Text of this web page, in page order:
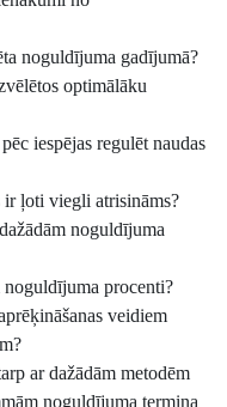
noguldījuma gadījumā?
optimālāku
iespējas regulēt naudas
ir ļoti viegli atrisināms?
noguldījuma
procenti?
veidiem
ar dažādām metodēm
noguldījuma termiņa